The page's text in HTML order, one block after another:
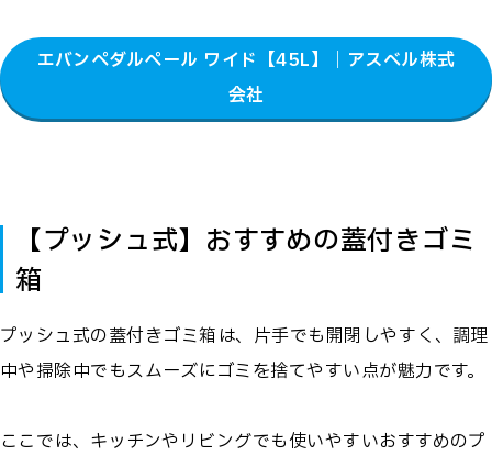
エバンペダルペール ワイド【45L】｜アスベル株式
会社
【プッシュ式】おすすめの蓋付きゴミ
箱
プッシュ式の蓋付きゴミ箱は、片手でも開閉しやすく、調理
中や掃除中でもスムーズにゴミを捨てやすい点が魅力です。
ここでは、キッチンやリビングでも使いやすいおすすめのプ